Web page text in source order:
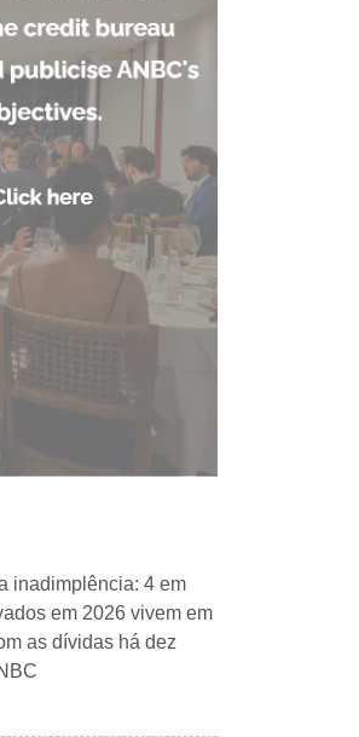
inadimplência: 4 em
em 2026 vivem em
as dívidas há dez